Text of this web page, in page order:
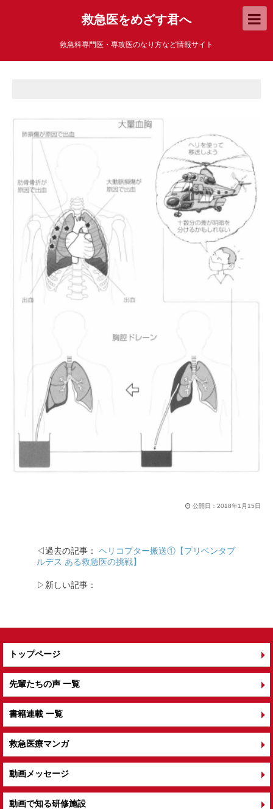
救急医をめざす君へ
救急科専門医・専攻医のなり方など情報サイト
公開日： 2018年1月15日
◁過去の記事： ヘリコプター搬送①【プリベンタブ
ルデス ある救急医の挑戦】
▷新しい記事：
トップページ
先輩たちの声 一覧
書籍連載 一覧
救急医療マンガ
動画メッセージ
動画で知る研修施設